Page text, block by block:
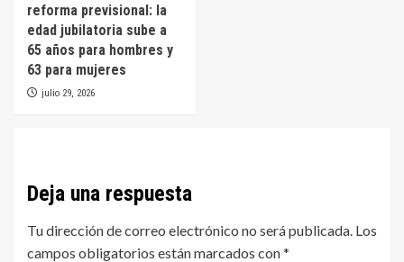
reforma previsional: la
edad jubilatoria sube a
65 años para hombres y
63 para mujeres
julio 29, 2026
Deja una respuesta
Tu dirección de correo electrónico no será publicada. Los
campos obligatorios están marcados con*